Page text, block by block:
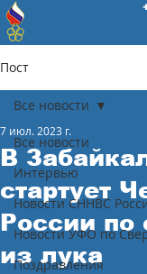
Пост
Все новости
Интервью
Новости СННВС
Новости УФО по
Поздравления
Все новости
В
стартует
России по
из лука
7 июл. 2023 г.